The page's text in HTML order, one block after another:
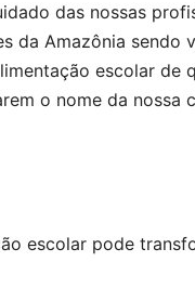
das nossas
da Amazônia sendo
escolar de
o nome da nossa
escolar pode